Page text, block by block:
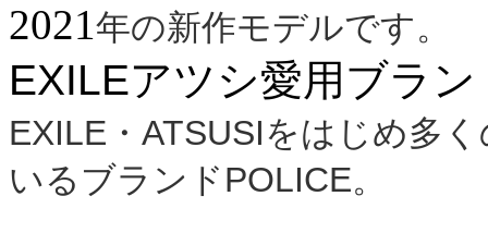
2021年の新作モデルです。
EXILEアツシ愛用ブラ
EXILE・ATSUSIをはじめ多
いるブランドPOLICE。